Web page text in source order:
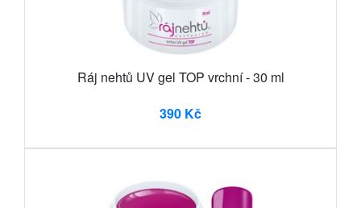
Ráj nehtů UV gel TOP vrchní - 30 ml
390 Kč